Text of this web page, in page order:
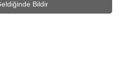
Bildir